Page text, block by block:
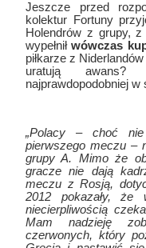
Jeszcze przed
kolektur Fortuny
Holendrów z grupy,
wypełniłwówczas
piłkarze z
uratują awans?
najprawdopodobniej w
„Polacy – choć
pierwszego meczu –
grupy A. Mimo że
gracze nie dają
meczu z Rosją,
2012 pokazały,
niecierpliwością
Mam nadzieję
czerwonych, który